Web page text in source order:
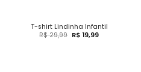
T-shirt Lindinha Infantil
R$29,99 R$ 19,99